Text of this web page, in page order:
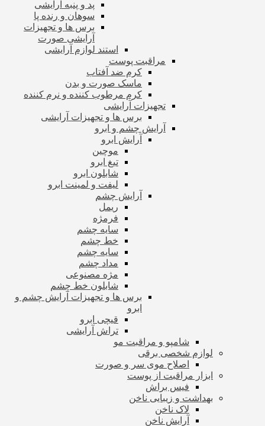
پد و پنبه آرایشی
سوهان و رنده پا
برس ها و تجهیزات
آرایشی صورت
استند لوازم آرایشی
مراقبت پوست
کرم ضد آفتاب
ماسک صورت و بدن
کرم مرطوب کننده و نرم کننده
تجهیزات آرایشی
برس ها و تجهیزات آرایشی
آرایش چشم و ابرو
آرایش ابرو
موچین
تیغ ابرو
شابلون ابرو
لیفت و لمینت ابرو
آرایش چشم
ریمل
فرمژه
سایه چشم
خط چشم
سایه چشم
مداد چشم
مژه مصنوعی
شابلون خط چشم
برس ها و تجهیزات آرایش چشم و
ابرو
قیچی ابرو
تراش آرایشی
شامپو و مراقبت مو
لوازم شخصی برقی
اصلاح موی سر و صورت
ابزار مراقبت از پوست
فیس براش
بهداشت و زیبایی ناخن
لاک ناخن
آرایش ناخن